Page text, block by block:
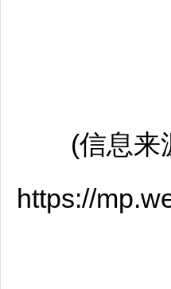
(信息来
https://